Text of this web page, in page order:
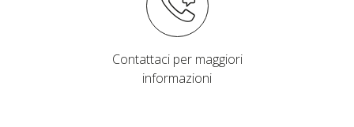
Contattaci per maggiori
informazioni